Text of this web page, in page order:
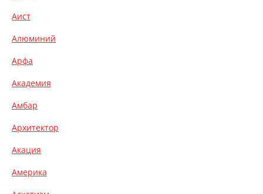
Аист
Алюминий
Арфа
Академия
Амбар
Архитектор
Акация
Америка